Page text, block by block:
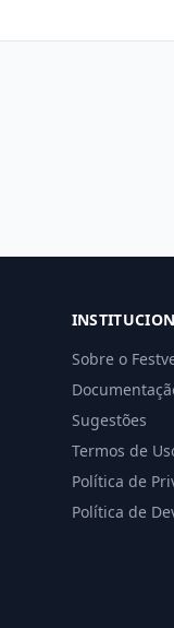
Sobre o
Sugestões
Termos de
Política de
Política de